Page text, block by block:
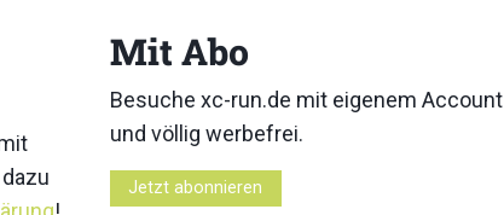
14
Mit Abo
Besuche xc-run.de mit eigenem Account
und völlig werbefrei.
Jetzt abonnieren